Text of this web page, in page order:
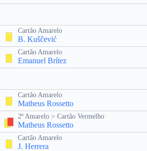
Cartão Amarelo
B. Kuščević
Cartão Amarelo
Emanuel Brítez
Cartão Amarelo
Matheus Rossetto
2º Amarelo > Cartão Vermelho
Matheus Rossetto
Cartão Amarelo
J. Herrera